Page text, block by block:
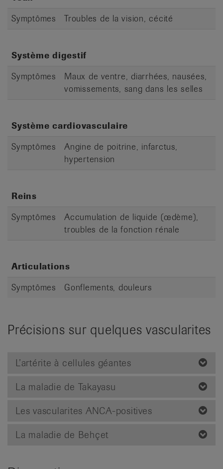
Symptômes
Troubles de la vision, cécité
Système digestif
Symptômes
Maux de ventre, diarrhées, nausées,
vomissements, sang dans les selles
Système cardiovasculaire
Symptômes
Angine de poitrine, infarctus,
hypertension
Reins
Symptômes
Accumulation de liquide (œdème),
troubles de la fonction rénale
Articulations
Symptômes
Gonflements, douleurs
Précisions sur quelques vascularites
L’artérite à cellules géantes
La maladie de Takayasu
Les vascularites ANCA-positives
La maladie de Behçet